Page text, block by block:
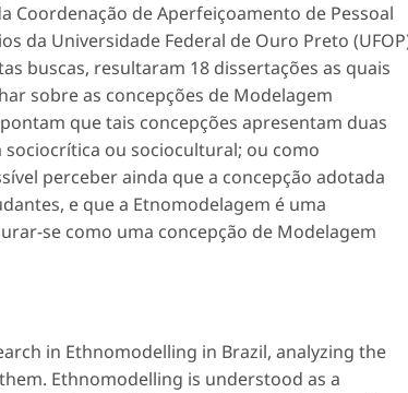
Coordenação de Aperfeiçoamento de Pessoal
da Universidade Federal de Ouro Preto
buscas, resultaram 18 dissertações as quais
sobre as concepções de Modelagem
que tais concepções apresentam duas
ou sociocultural; ou como
perceber ainda que a concepção adotada
e que a Etnomodelagem é uma
se como uma concepção de Modelagem
in Ethnomodelling in Brazil, analyzing the
Ethnomodelling is understood as a